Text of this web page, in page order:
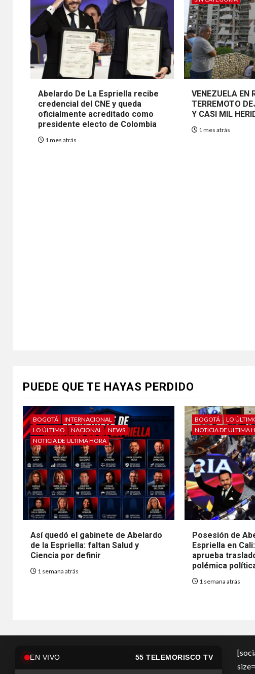
Abelardo De La Espriella recibe
credencial del CNE y queda
oficialmente acreditado como
presidente electo de Colombia
1 mes atrás
VENEZUELA EN
TERREMOTO
Y CASI MIL
1 mes atrás
PUEDE QUE TE HAYAS PERDIDO
BOGOTÁ
INTERNACIONAL
LO ÚLTIMO
NACIONAL
NEWS
NOTICIA DE ULTIMA HORA
Así quedó el gabinete de Abelardo
de la Espriella: faltan Salud y
Ciencia por definir
1 semana atrás
BOGOTÁ LO
NOTICIA DE ULTIMA
Posesión de
Espriella en
aprueba
polémica
1 semana atrás
EN VIVO 55 TELEMORISCO TV